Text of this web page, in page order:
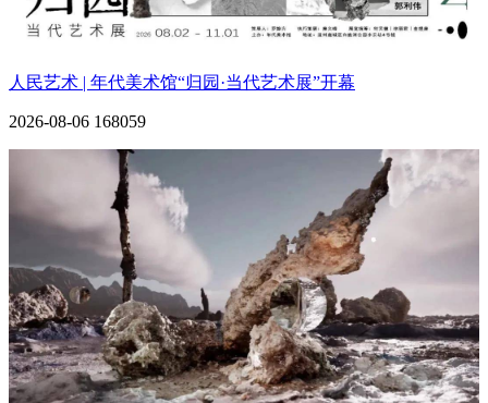
人民艺术 | 年代美术馆“归园·当代艺术展”开幕
2026-08-06 168059